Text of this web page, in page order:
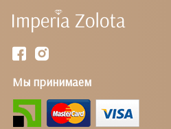
Мы принимаем